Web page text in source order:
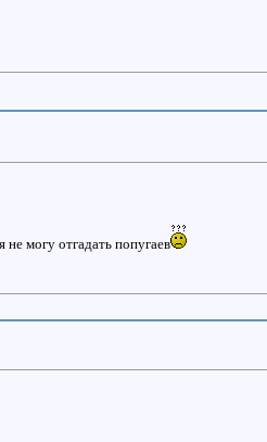
не могу отгадать попугаев